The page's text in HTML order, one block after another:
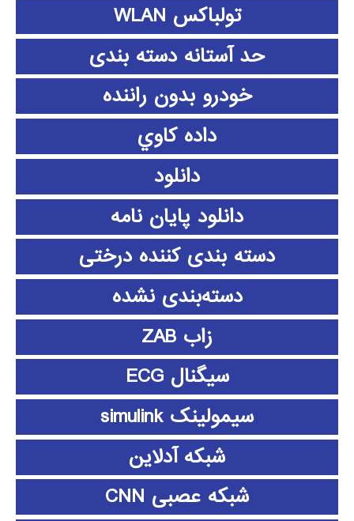
تولباکس WLAN
حد آستانه دسته بندی
خودرو بدون راننده
داده كاوي
دانلود
دانلود پايان نامه
دسته بندی کننده درختی
دسته‌بندی نشده
زاب ZAB
سیگنال ECG
سیمولینک simulink
شبکه آدلاین
شبکه عصبی CNN